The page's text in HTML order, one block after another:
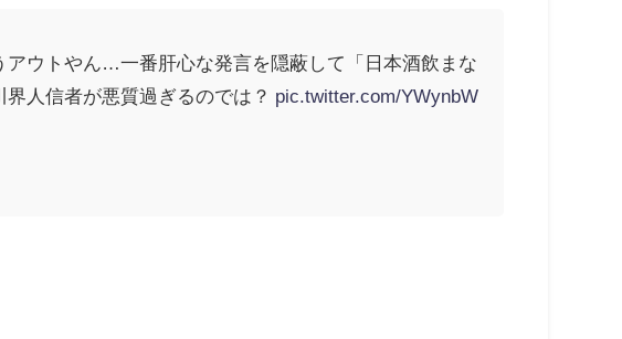
アウトやん…一番肝心な発言を隠蔽して「日本酒飲まな
人信者が悪質過ぎるのでは？ pic.twitter.com/YWynbW